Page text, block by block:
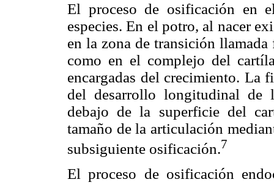
El proceso de osificación en
especies. En el potro, al nacer
en la zona de transición
como en el complejo del
encargadas del crecimiento. La
del desarrollo longitudinal de
debajo de la superficie del
tamaño de la articulación
subsiguiente osificación.7
El proceso de osificación